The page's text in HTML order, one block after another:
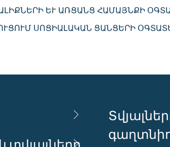
ԵՒ ԱՌՑԱՆՑ ՀԱՄԱՅՆՔԻ
ՍՈՑԻԱԼԱԿԱՆ ՑԱՆՑԵՐԻ